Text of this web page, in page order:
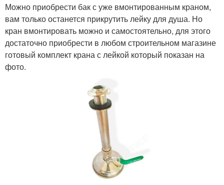
Можно приобрести бак с уже вмонтированным краном,
вам только останется прикрутить лейку для душа. Но
кран вмонтировать можно и самостоятельно, для этого
достаточно приобрести в любом строительном магазине
готовый комплект крана с лейкой который показан на
фото.